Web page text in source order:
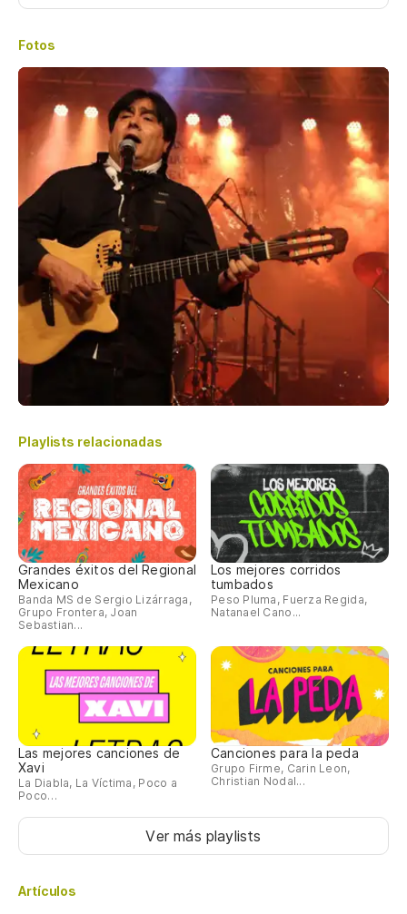
Fotos
Playlists relacionadas
Grandes éxitos del Regional
Mexicano
Banda MS de Sergio Lizárraga,
Grupo Frontera, Joan
Sebastian...
Los mejores corridos
tumbados
Peso Pluma, Fuerza Regida,
Natanael Cano...
Las mejores canciones de
Xavi
La Diabla, La Víctima, Poco a
Poco…
Canciones para la peda
Grupo Firme, Carin Leon,
Christian Nodal...
Ver más playlists
Artículos